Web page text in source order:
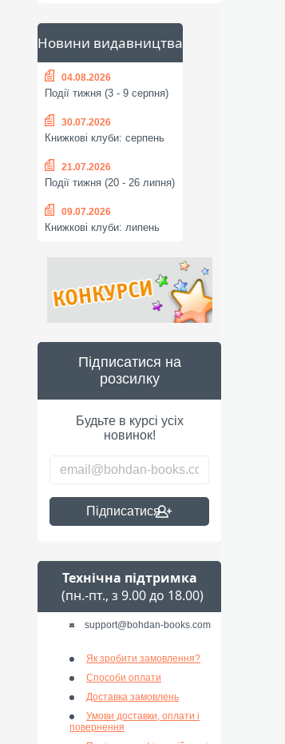
Новини видавництва
04.08.2026
Події тижня (3 - 9 серпня)
30.07.2026
Книжкові клуби: серпень
21.07.2026
Події тижня (20 - 26 липня)
09.07.2026
Книжкові клуби: липень
Підписатися на
розсилку
Будьте в курсі усіх
новинок!
Підписатися
Технічна підтримка
(пн.-пт., з 9.00 до 18.00)
support@bohdan-books.com
Як зробити замовлення?
Способи оплати
Доставка замовлень
Умови доставки, оплати і
повернення